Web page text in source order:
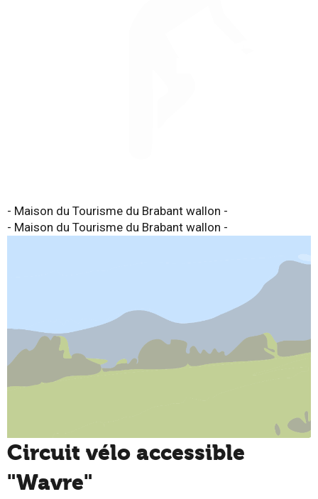
- Maison du Tourisme du Brabant wallon -
- Maison du Tourisme du Brabant wallon -
Circuit vélo accessible
"Wavre"